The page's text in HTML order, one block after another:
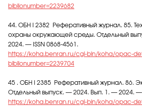
biblionumber=2239682
44. ОБН I 2382 Реферативный журнал. 85.
охраны окружающей среды. Отдельный
2024. — ISSN 0868-4561.
https://koha.benran.ru/cgi-bin/koha/opac-
biblionumber=2239704
45 . ОБН I 2385 Реферативный журнал. 86.
Отдельный выпуск. — 2024. Вып. 1. — 2024. —
https://koha.benran.ru/cgi-bin/koha/opac-